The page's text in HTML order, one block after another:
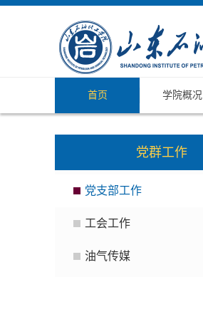
首页 学院概况
党群工作
党支部工作
工会工作
油气传媒